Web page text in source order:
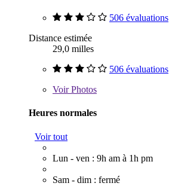
506 évaluations
Distance estimée
29,0 milles
506 évaluations
VoirPhotos
Heures normales
Voir tout
Lun - ven : 9h am à 1h pm
Sam - dim : fermé